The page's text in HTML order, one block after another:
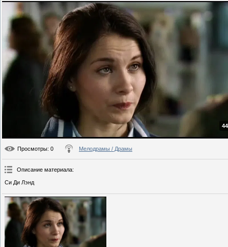
Просмотры: 0 Мелодрамы / Драмы
Описание материала:
Си Ди Лэнд